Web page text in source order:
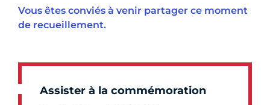
Vous êtes conviés à venir partager ce moment
de recueillement.
Assister à la commémoration